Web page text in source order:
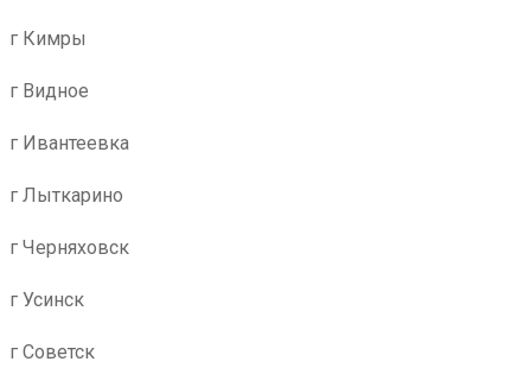
г Кимры
г Видное
г Ивантеевка
г Лыткарино
г Черняховск
г Усинск
г Советск